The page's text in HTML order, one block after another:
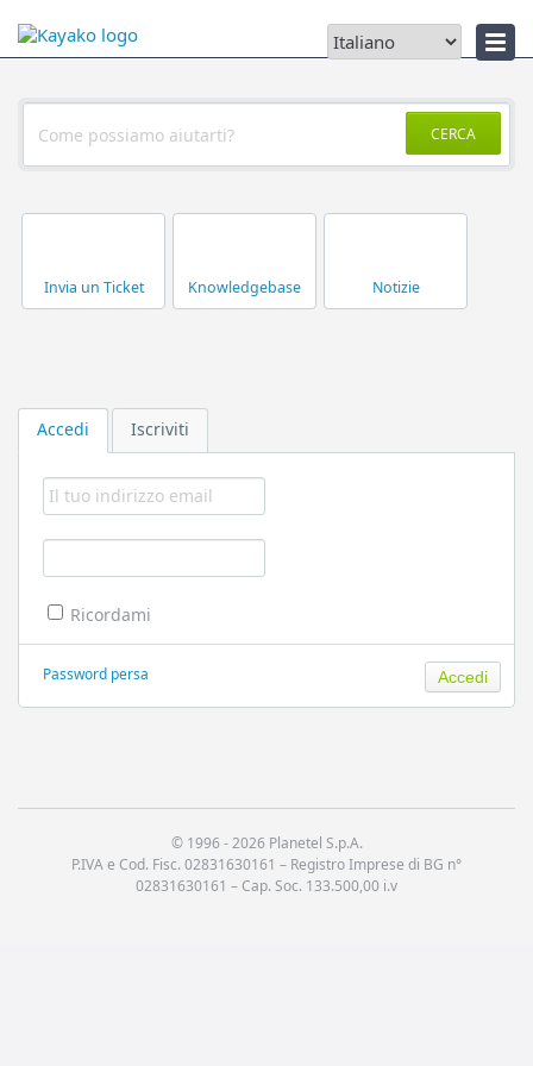
Notizie
Accedi Iscriviti
Ricordami
Password persa
CERCA
Invia un Ticket Knowledgebase Notizie
© 1996 -2026 Planetel S.p.A.
P.IVA e Cod. Fisc. 02831630161 – Registro Imprese di BG n°
02831630161 – Cap. Soc. 133.500,00 i.v